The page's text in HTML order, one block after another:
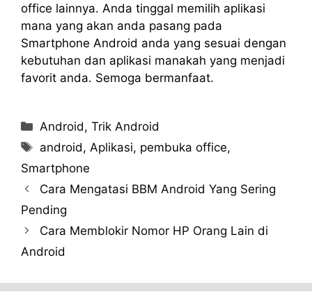
office lainnya. Anda tinggal memilih aplikasi
mana yang akan anda pasang pada
Smartphone Android anda yang sesuai dengan
kebutuhan dan aplikasi manakah yang menjadi
favorit anda. Semoga bermanfaat.
Categories
Android,Trik Android
Tags
android,Aplikasi, pembuka office,
Smartphone
Cara Mengatasi BBM Android Yang Sering
Pending
Cara Memblokir Nomor HP Orang Lain di
Android